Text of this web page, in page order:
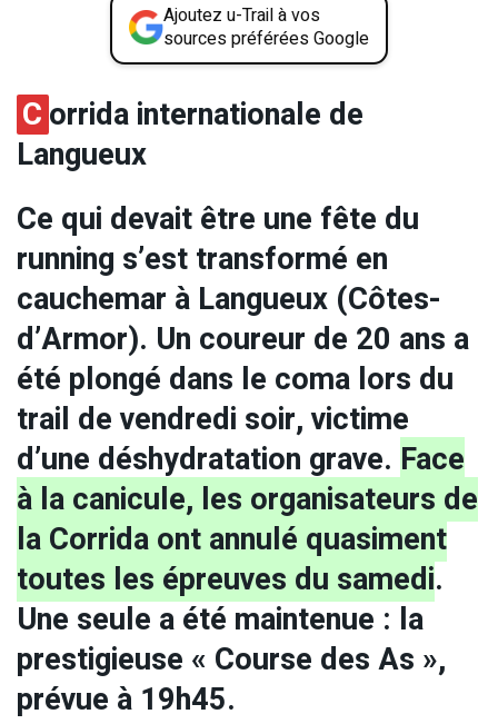
Ajoutez u-Trail à vos
sources préférées Google
C orrida internationale de
Langueux
Ce qui devait être une fête du
running s’est transformé en
cauchemar à Langueux (Côtes-
d’Armor). Un coureur de 20 ans a
été plongé dans le coma lors du
trail de vendredi soir, victime
d’une déshydratation grave. Face
à la canicule, les organisateurs de
la Corrida ont annulé quasiment
toutes les épreuves du samedi.
Une seule a été maintenue : la
prestigieuse « Course des As »,
prévue à 19h45.